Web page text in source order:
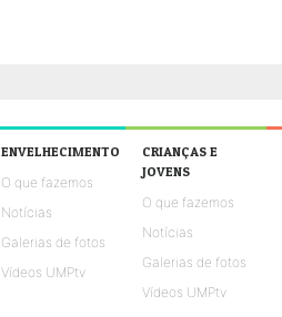
ENVELHECIMENTO
O que fazemos
Notícias
Galerias de fotos
Vídeos UMPtv
CRIANÇAS E
JOVENS
O que fazemos
Notícias
Galerias de fotos
Vídeos UMPtv